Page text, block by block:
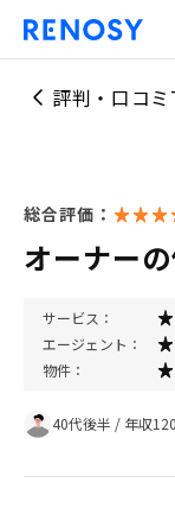
評判・口コ
総合評価：
オーナー
サービス：
エージェント：
物件：
40代後半 / 年収